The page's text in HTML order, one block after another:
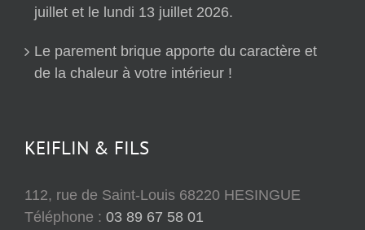
juillet et le lundi 13 juillet 2026.
Le parement brique apporte du caractère et
de la chaleur à votre intérieur !
KEIFLIN & FILS
112, rue de Saint-Louis 68220 HESINGUE
Téléphone : 03 89 67 58 01